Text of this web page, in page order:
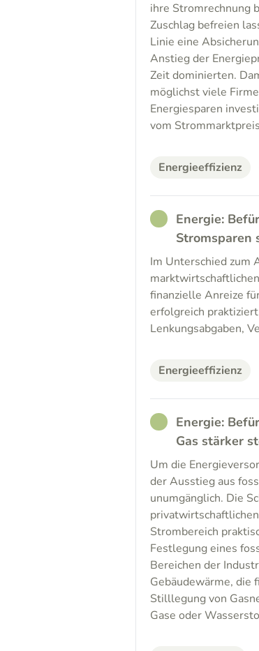
ihre Stromrechnung
Zuschlag befreien
Linie eine
Anstieg der
Zeit dominierten.
möglichst viele
Energiesparen
vom
Energieeffizienz
RATHER_GOOD
Energie:
Stromsparen
Im Unterschied zum
finanzielle Anreize
erfolgreich
Lenkungsabgaben,
Energieeffizienz
RATHER_GOOD
Energie:
Gas stärker
Um die
der Ausstieg aus
unumgänglich. Die
Strombereich
Festlegung eines
Bereichen der
Gebäudewärme, die
Stilllegung von
Gase oder